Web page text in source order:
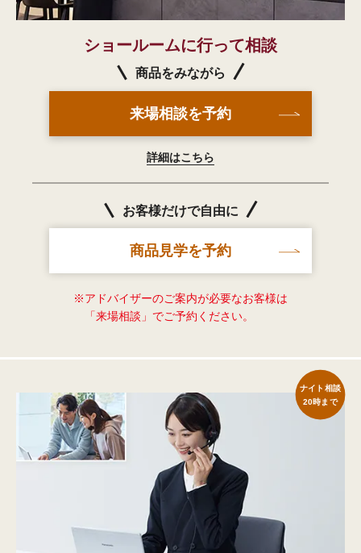
ショールームに行って相談
商品をみながら
来場相談を予約
詳細はこちら
お客様だけで自由に
商品見学を予約
※アドバイザーのご案内が必要なお客様は
「来場相談」でご予約ください。
ナイト相談
20時まで